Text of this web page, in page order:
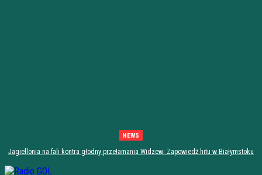
NEWS
Jagiellonia na fali kontra głodny przełamania Widzew: Zapowiedź hitu w Białymstoku